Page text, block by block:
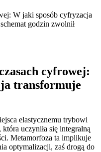
W jaki sposób cyfryzacja
godzin zwolnił
cyfrowej:
transformuje
elastycznemu trybowi
uczyniła się integralną
Metamorfoza ta implikuje
optymalizacji, zaś drogą do